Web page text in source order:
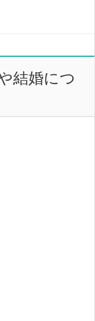
結婚につ